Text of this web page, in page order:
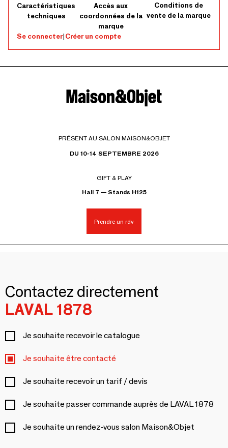
Caractéristiques
techniques
Accès aux
coordonnées de la
marque
Conditions de
vente de la marque
Se connecter|Créer un compte
PRÉSENT AU SALON MAISON&OBJET
DU 10-14 SEPTEMBRE 2026
GIFT & PLAY
Hall 7 — Stands H125
Prendre un rdv
Contactez directement
LAVAL 1878
Je souhaite recevoir le catalogue
Je souhaite être contacté
Je souhaite recevoir un tarif / devis
Je souhaite passer commande auprès de LAVAL 1878
Je souhaite un rendez-vous salon Maison&Objet